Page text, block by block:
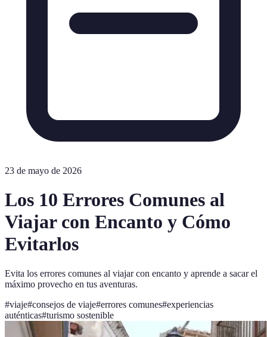
23 de mayo de 2026
Los 10 Errores Comunes al
Viajar con Encanto y Cómo
Evitarlos
Evita los errores comunes al viajar con encanto y aprende a sacar el
máximo provecho en tus aventuras.
#viaje#consejos de viaje#errores comunes#experiencias
auténticas#turismo sostenible